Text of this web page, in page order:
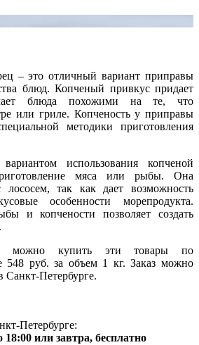
– это отличный вариант приправы
блюд. Копченый привкус придает
блюда похожими на те, что
или гриле. Копченость у приправы
методики приготовления
использования копченой
мяса или рыбы. Она
лососем, так как дает возможность
особенности морепродукта.
и копчености позволяет создать
можно купить эти товары по
548 руб. за объем 1 кг. Заказ можно
Санкт-Петербурге.
Петербурге:
18:00 или завтра, бесплатно